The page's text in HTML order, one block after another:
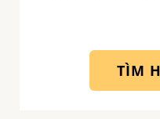
TÌM